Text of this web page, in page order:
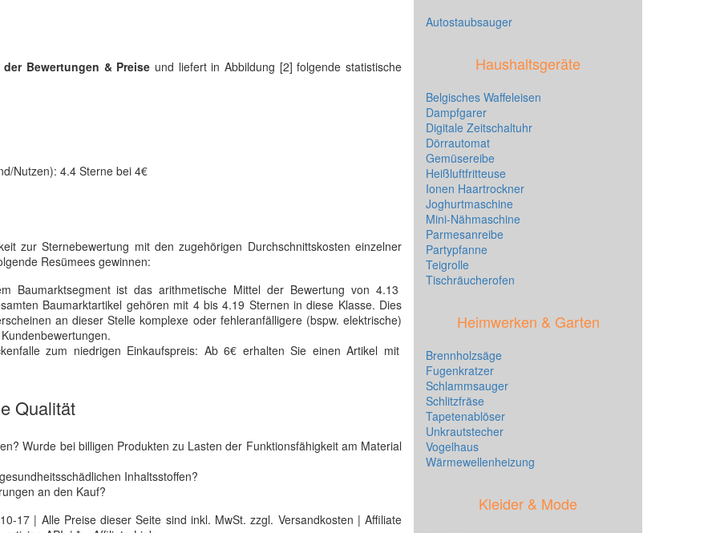
der Bewertungen & Preise und liefert in Abbildung [2] folgende statistische
Nutzen): 4.4 Sterne bei 4€
zur Sternebewertung mit den zugehörigen Durchschnittskosten einzelner
Resümees gewinnen:
Baumarktsegment ist das arithmetische Mittel der Bewertung von 4.13
Baumarktartikel gehören mit 4 bis 4.19 Sternen in diese Klasse. Dies
an dieser Stelle komplexe oder fehleranfälligere (bspw. elektrische)
zum niedrigen Einkaufspreis: Ab 6€ erhalten Sie einen Artikel mit
Qualität
Wurde bei billigen Produkten zu Lasten der Funktionsfähigkeit am Material
Inhaltsstoffen?
an den Kauf?
17 | Alle Preise dieser Seite sind inkl. MwSt. zzgl. Versandkosten | Affiliate
Autostaubsauger
Haushaltsgeräte
Belgisches Waffeleisen
Dampfgarer
Digitale Zeitschaltuhr
Dörrautomat
Gemüsereibe
Heißluftfritteuse
Ionen Haartrockner
Joghurtmaschine
Mini-Nähmaschine
Parmesanreibe
Partypfanne
Teigrolle
Tischräucherofen
Heimwerken & Garten
Brennholzsäge
Fugenkratzer
Schlammsauger
Schlitzfräse
Tapetenablöser
Unkrautstecher
Vogelhaus
Wärmewellenheizung
Kleider & Mode